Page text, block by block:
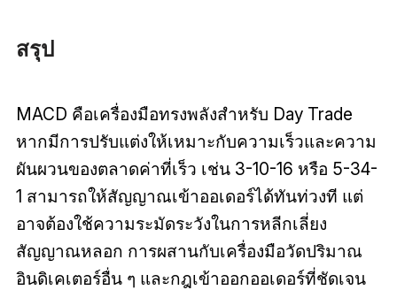
สรุป
MACD คือเครื่องมือทรงพลังสำหรับ Day Trade
หากมีการปรับแต่งให้เหมาะกับความเร็วและความ
ผันผวนของตลาดค่าที่เร็ว เช่น 3-10-16 หรือ 5-34-
1 สามารถให้สัญญาณเข้าออเดอร์ได้ทันท่วงที แต่
อาจต้องใช้ความระมัดระวังในการหลีกเลี่ยง
สัญญาณหลอก การผสานกับเครื่องมือวัดปริมาณ
อินดิเคเตอร์อื่น ๆ และกฎเข้าออกออเดอร์ที่ชัดเจน